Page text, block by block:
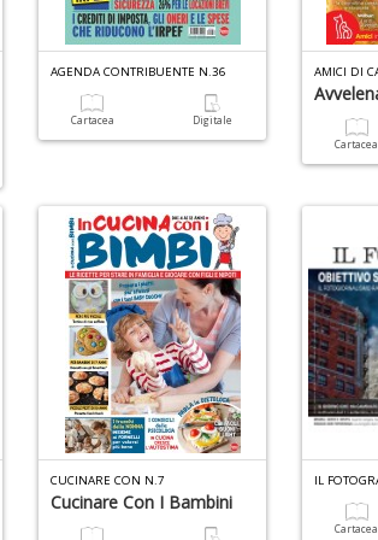
AGENDA CONTRIBUENTE N.36
Cartacea Digitale
AMICI DI
Cartacea
CUCINARE CON N.7
Cucinare Con I Bambini
IL
Cartacea